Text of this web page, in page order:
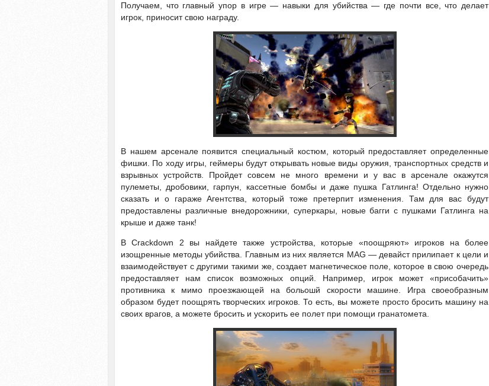
Получаем, что главный упор в игре — навыки для убийства — где почти все, что делает
игрок, приносит свою награду.
В нашем арсенале появится специальный костюм, который предоставляет определенные
фишки. По ходу игры, геймеры будут открывать новые виды оружия, транспортных средств и
взрывных устройств. Пройдет совсем не много времени и у вас в арсенале окажутся
пулеметы, дробовики, гарпун, кассетные бомбы и даже пушка Гатлинга! Отдельно нужно
сказать и о гараже Агентства, который тоже претерпит изменения. Там для вас будут
предоставлены различные внедорожники, суперкары, новые багги с пушками Гатлинга на
крыше и даже танк!
В Crackdown 2 вы найдете также устройства, которые «поощряют» игроков на более
изощренные методы убийства. Главным из них является MAG — девайст прилипает к цели и
взаимодействует с другими такими же, создает магнетическое поле, которое в свою очередь
предоставляет нам список возможных опций. Например, игрок может «присобачить»
противника к мимо проезжающей на больошй скорости машине. Игра своеобразным
образом будет поощрять творческих игроков. То есть, вы можете просто бросить машину на
своих врагов, а можете бросить и ускорить ее полет при помощи гранатомета.